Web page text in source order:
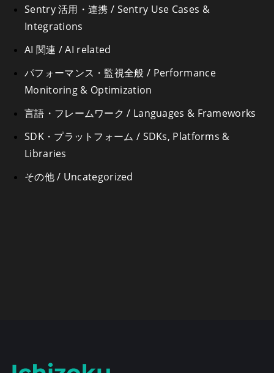
AI 関連 / AI related
SDK・プラットフォーム / SDKs, Platforms &
Libraries
Sentry 活用・連携 / Sentry Use Cases &
Integrations
その他 / Uncategorized
パフォーマンス・監視全般 / Performance
Monitoring & Optimization
言語・フレームワーク / Languages & Frameworks